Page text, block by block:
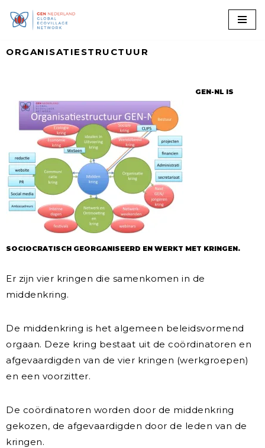
naar
ORGANISATIESTRUCTUUR
GEN-NL IS
SOCIOCRATISCH GEORGANISEERD EN WERKT MET KRINGEN.
Er zijn vier kringen die samenkomen in de
middenkring.
De middenkring is het algemeen beleidsvormend
orgaan. Deze kring bestaat uit de coördinatoren en
afgevaardigden van de vier kringen (werkgroepen)
en een voorzitter.
De coördinatoren worden door de middenkring
gekozen, de afgevaardigden door de leden van de
kringen.